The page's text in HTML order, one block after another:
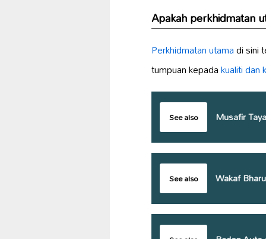
Apakah perkhidmatan
Perkhidmatan utamadi sini
tumpuan kepadakualiti dan
See also Musafir
See also Wakaf